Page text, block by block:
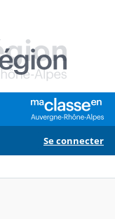
Se connecter